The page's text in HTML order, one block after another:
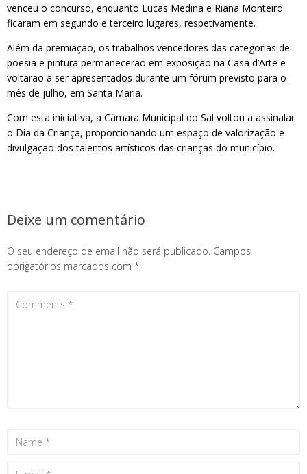
venceu o concurso, enquanto Lucas Medina e Riana Monteiro
ficaram em segundo e terceiro lugares, respetivamente.
Além da premiação, os trabalhos vencedores das categorias de
poesia e pintura permanecerão em exposição na Casa d’Arte e
voltarão a ser apresentados durante um fórum previsto para o
mês de julho, em Santa Maria.
Com esta iniciativa, a Câmara Municipal do Sal voltou a assinalar
o Dia da Criança, proporcionando um espaço de valorização e
divulgação dos talentos artísticos das crianças do município.
Deixe um comentário
O seu endereço de email não será publicado. Campos
obrigatórios marcados com *